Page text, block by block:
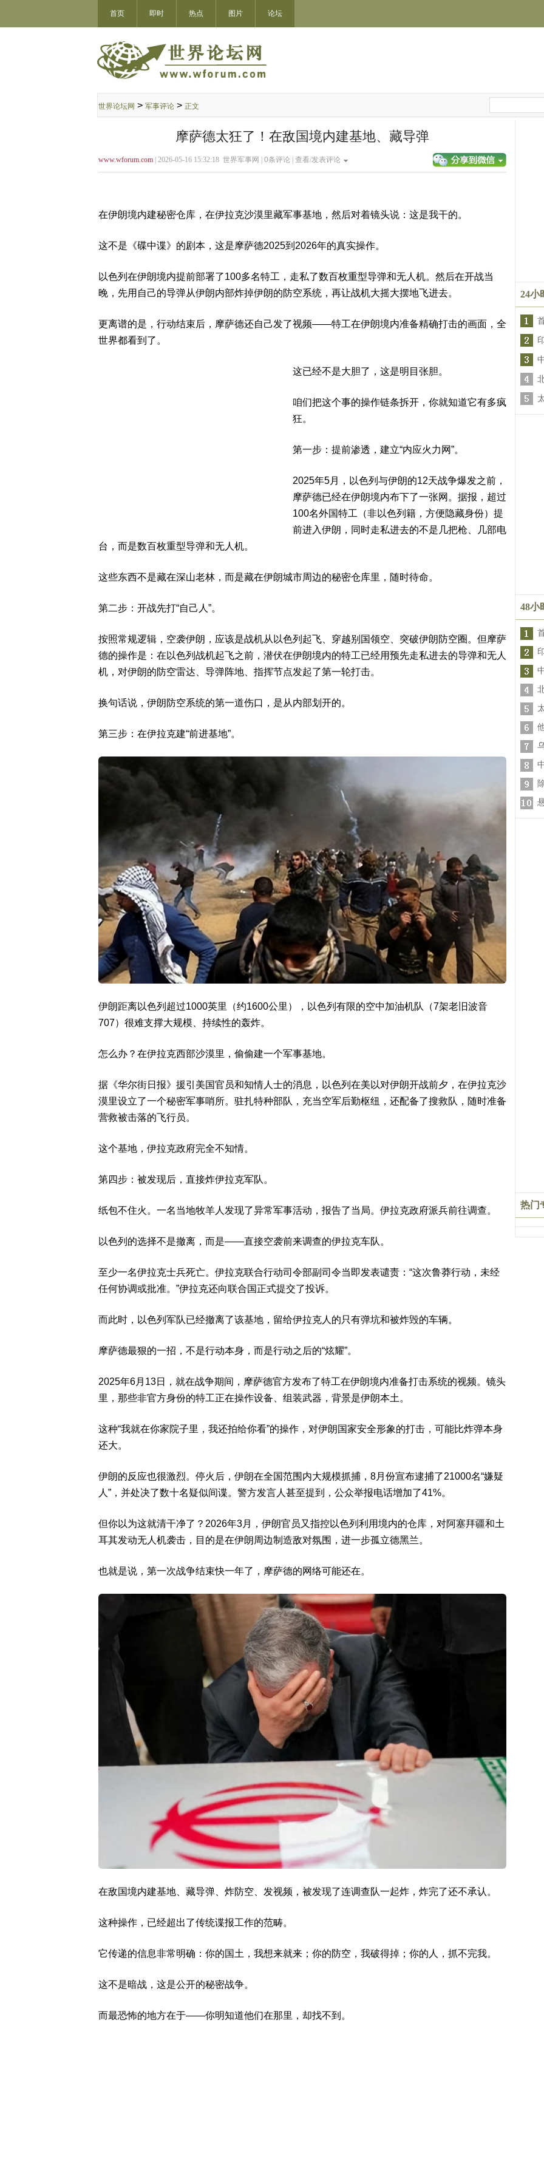
首页 即时 热点 图片 论坛
世界论坛网 > 军事评论 > 正文
摩萨德太狂了！在敌国境内建基地、藏导弹
www.wforum.com | 2026-05-16 15:32:18 世界军事网 | 0条评论 | 查看/发表评论
在伊朗境内建秘密仓库，在伊拉克沙漠里藏军事基地，然后对着镜头说：这是我干的。
这不是《碟中谍》的剧本，这是摩萨德2025到2026年的真实操作。
以色列在伊朗境内提前部署了100多名特工，走私了数百枚重型导弹和无人机。然后在开战当
晚，先用自己的导弹从伊朗内部炸掉伊朗的防空系统，再让战机大摇大摆地飞进去。
更离谱的是，行动结束后，摩萨德还自己发了视频——特工在伊朗境内准备精确打击的画面，全
世界都看到了。
这已经不是大胆了，这是明目张胆。
咱们把这个事的操作链条拆开，你就知道它有多疯
狂。
第一步：提前渗透，建立“内应火力网”。
2025年5月，以色列与伊朗的12天战争爆发之前，
摩萨德已经在伊朗境内布下了一张网。据报，超过
100名外国特工（非以色列籍，方便隐藏身份）提
前进入伊朗，同时走私进去的不是几把枪、几部电
台，而是数百枚重型导弹和无人机。
这些东西不是藏在深山老林，而是藏在伊朗城市周边的秘密仓库里，随时待命。
第二步：开战先打“自己人”。
按照常规逻辑，空袭伊朗，应该是战机从以色列起飞、穿越别国领空、突破伊朗防空圈。但摩萨
德的操作是：在以色列战机起飞之前，潜伏在伊朗境内的特工已经用预先走私进去的导弹和无人
机，对伊朗的防空雷达、导弹阵地、指挥节点发起了第一轮打击。
换句话说，伊朗防空系统的第一道伤口，是从内部划开的。
第三步：在伊拉克建“前进基地”。
伊朗距离以色列超过1000英里（约1600公里），以色列有限的空中加油机队（7架老旧波音
707）很难支撑大规模、持续性的轰炸。
怎么办？在伊拉克西部沙漠里，偷偷建一个军事基地。
据《华尔街日报》援引美国官员和知情人士的消息，以色列在美以对伊朗开战前夕，在伊拉克沙
漠里设立了一个秘密军事哨所。驻扎特种部队，充当空军后勤枢纽，还配备了搜救队，随时准备
营救被击落的飞行员。
这个基地，伊拉克政府完全不知情。
第四步：被发现后，直接炸伊拉克军队。
纸包不住火。一名当地牧羊人发现了异常军事活动，报告了当局。伊拉克政府派兵前往调查。
以色列的选择不是撤离，而是——直接空袭前来调查的伊拉克车队。
至少一名伊拉克士兵死亡。伊拉克联合行动司令部副司令当即发表谴责：“这次鲁莽行动，未经
任何协调或批准。”伊拉克还向联合国正式提交了投诉。
而此时，以色列军队已经撤离了该基地，留给伊拉克人的只有弹坑和被炸毁的车辆。
摩萨德最狠的一招，不是行动本身，而是行动之后的“炫耀”。
2025年6月13日，就在战争期间，摩萨德官方发布了特工在伊朗境内准备打击系统的视频。镜头
里，那些非官方身份的特工正在操作设备、组装武器，背景是伊朗本土。
这种“我就在你家院子里，我还拍给你看”的操作，对伊朗国家安全形象的打击，可能比炸弹本身
还大。
伊朗的反应也很激烈。停火后，伊朗在全国范围内大规模抓捕，8月份宣布逮捕了21000名“嫌疑
人”，并处决了数十名疑似间谍。警方发言人甚至提到，公众举报电话增加了41%。
但你以为这就清干净了？2026年3月，伊朗官员又指控以色列利用境内的仓库，对阿塞拜疆和土
耳其发动无人机袭击，目的是在伊朗周边制造敌对氛围，进一步孤立德黑兰。
也就是说，第一次战争结束快一年了，摩萨德的网络可能还在。
在敌国境内建基地、藏导弹、炸防空、发视频，被发现了连调查队一起炸，炸完了还不承认。
这种操作，已经超出了传统谍报工作的范畴。
它传递的信息非常明确：你的国土，我想来就来；你的防空，我破得掉；你的人，抓不完我。
这不是暗战，这是公开的秘密战争。
而最恐怖的地方在于——你明知道他们在那里，却找不到。
24小
48小
热门